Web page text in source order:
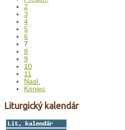
2
3
4
5
6
7
8
9
10
11
Nasl.
Koniec
Liturgický kalendár